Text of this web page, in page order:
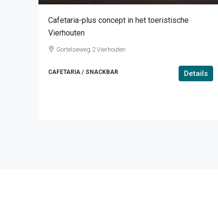
Cafetaria-plus concept in het toeristische
Vierhouten
Gortelseweg 2 Vierhouten
CAFETARIA / SNACKBAR Details